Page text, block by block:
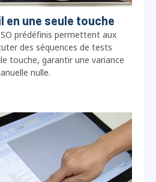
en une seule touche
prédéfinis permettent aux
des séquences de tests
touche, garantir une variance
nulle.